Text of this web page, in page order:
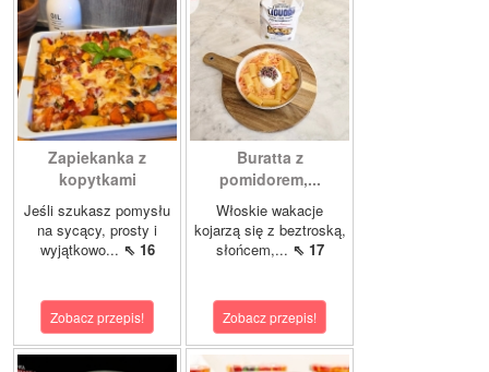
Zapiekanka z
kopytkami
Jeśli szukasz pomysłu
na sycący, prosty i
wyjątkowo... ⇖ 16
Zobacz przepis!
Buratta z
pomidorem,...
Włoskie wakacje
kojarzą się z beztroską,
słońcem,... ⇖ 17
Zobacz przepis!